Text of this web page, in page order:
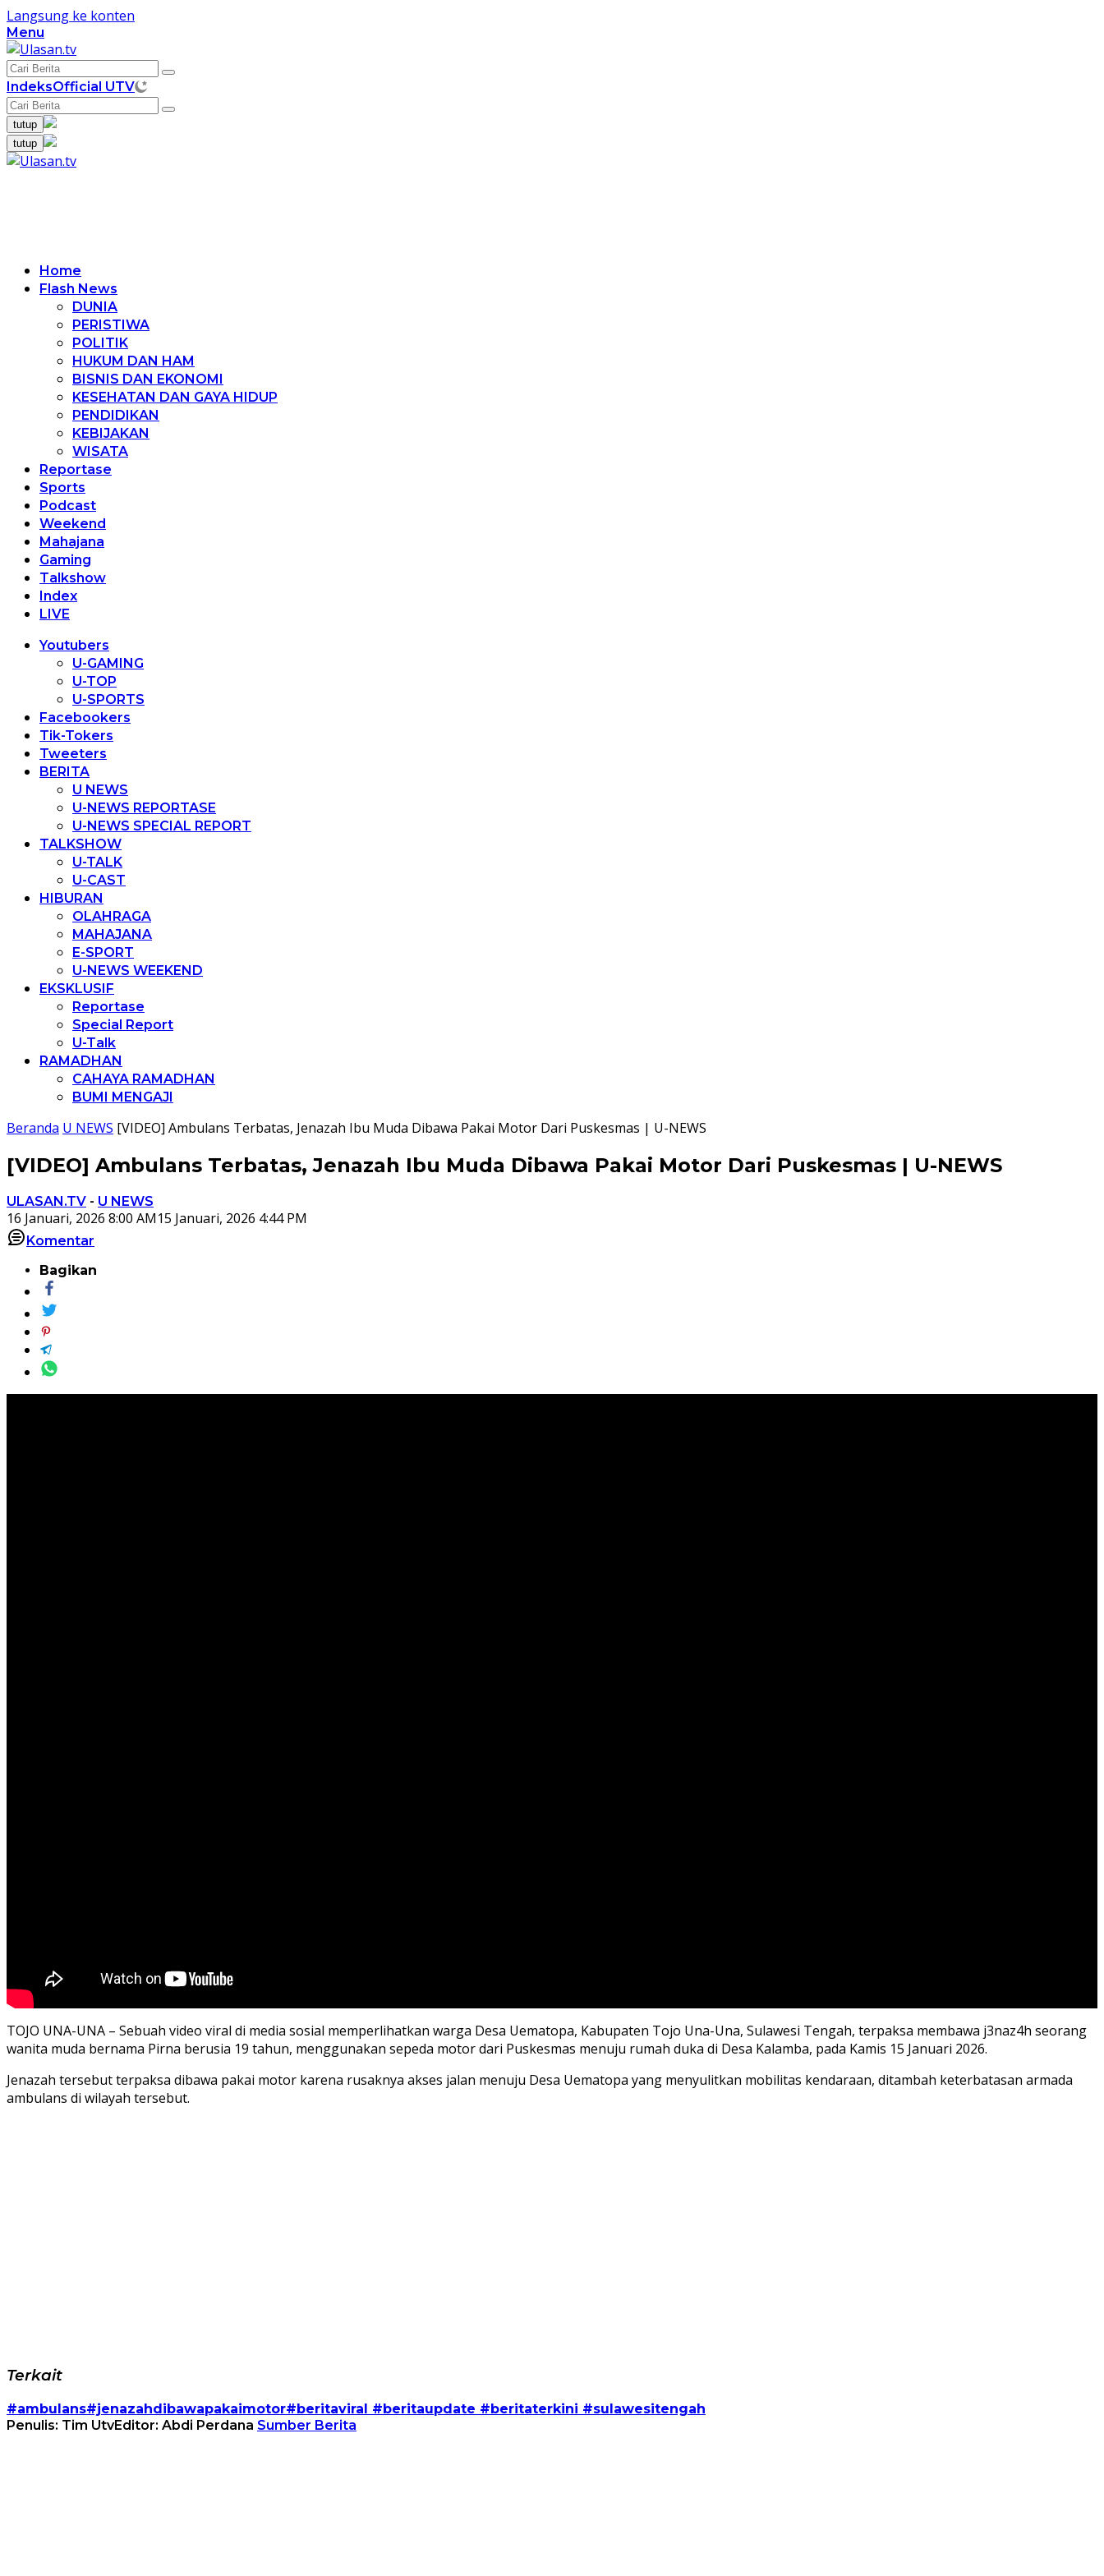
Langsung ke konten
Menu
IndeksOfficial UTV
tutup
tutup
Home
Flash News
DUNIA
PERISTIWA
POLITIK
HUKUM DAN HAM
BISNIS DAN EKONOMI
KESEHATAN DAN GAYA HIDUP
PENDIDIKAN
KEBIJAKAN
WISATA
Reportase
Sports
Podcast
Weekend
Mahajana
Gaming
Talkshow
Index
LIVE
Youtubers
U-GAMING
U-TOP
U-SPORTS
Facebookers
Tik-Tokers
Tweeters
BERITA
U NEWS
U-NEWS REPORTASE
U-NEWS SPECIAL REPORT
TALKSHOW
U-TALK
U-CAST
HIBURAN
OLAHRAGA
MAHAJANA
E-SPORT
U-NEWS WEEKEND
EKSKLUSIF
Reportase
Special Report
U-Talk
RAMADHAN
CAHAYA RAMADHAN
BUMI MENGAJI
Beranda U NEWS [VIDEO] Ambulans Terbatas, Jenazah Ibu Muda Dibawa Pakai Motor Dari Puskesmas | U-NEWS
[VIDEO] Ambulans Terbatas, Jenazah Ibu Muda Dibawa Pakai Motor Dari Puskesmas | U-NEWS
ULASAN.TV - U NEWS
16 Januari, 2026 8:00 AM15 Januari, 2026 4:44 PM
Komentar
Bagikan
TOJO UNA-UNA – Sebuah video viral di media sosial memperlihatkan warga Desa Uematopa, Kabupaten Tojo Una-Una, Sulawesi Tengah, terpaksa membawa j3naz4h seorang
wanita muda bernama Pirna berusia 19 tahun, menggunakan sepeda motor dari Puskesmas menuju rumah duka di Desa Kalamba, pada Kamis 15 Januari 2026.
Jenazah tersebut terpaksa dibawa pakai motor karena rusaknya akses jalan menuju Desa Uematopa yang menyulitkan mobilitas kendaraan, ditambah keterbatasan armada
ambulans di wilayah tersebut.
Terkait
#ambulans#jenazahdibawapakaimotor#beritaviral #beritaupdate #beritaterkini #sulawesitengah
Penulis: Tim UtvEditor: Abdi Perdana Sumber Berita